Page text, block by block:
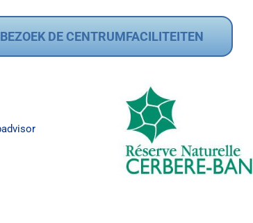
BEZOEK DE CENTRUMFACILITEITEN